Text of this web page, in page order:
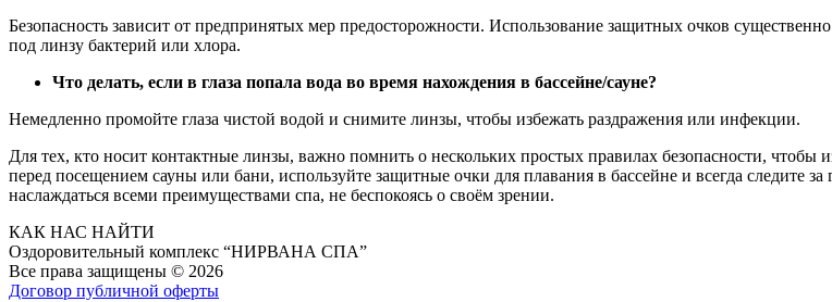
Безопасность зависит от предпринятых мер предосторожности. Использование защитных очков
под линзу бактерий или хлора.
Что делать, если в глаза попала вода во время нахождения в бассейне/сауне?
Немедленно промойте глаза чистой водой и снимите линзы, чтобы избежать раздражения или инфекции.
Для тех, кто носит контактные линзы, важно помнить о нескольких простых правилах безопасности,
перед посещением сауны или бани, используйте защитные очки для плавания в бассейне и всегда
наслаждаться всеми преимуществами спа, не беспокоясь о своём зрении.
КАК НАС НАЙТИ
Оздоровительный комплекс “НИРВАНА СПА”
Все права защищены © 2026
Договор публичной оферты